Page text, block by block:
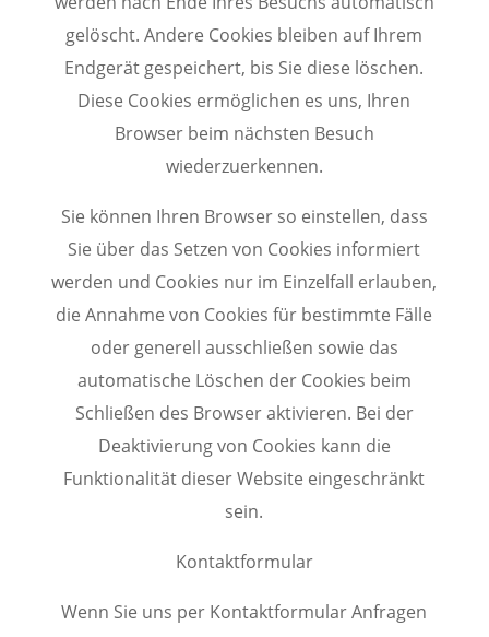
gelöscht. Andere Cookies bleiben auf Ihrem
Endgerät gespeichert, bis Sie diese löschen.
Diese Cookies ermöglichen es uns, Ihren
Browser beim nächsten Besuch
wiederzuerkennen.
Sie können Ihren Browser so einstellen, dass
Sie über das Setzen von Cookies informiert
werden und Cookies nur im Einzelfall erlauben,
die Annahme von Cookies für bestimmte Fälle
oder generell ausschließen sowie das
automatische Löschen der Cookies beim
Schließen des Browser aktivieren. Bei der
Deaktivierung von Cookies kann die
Funktionalität dieser Website eingeschränkt
sein.
Kontaktformular
Wenn Sie uns per Kontaktformular Anfragen